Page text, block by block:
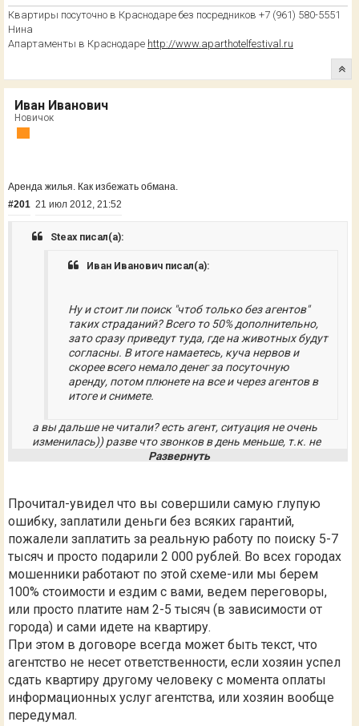
Квартиры посуточно в Краснодаре без посредников +7 (961) 580-5551
Нина
Апартаменты в Краснодаре http://www.aparthotelfestival.ru
Иван Иванович
Новичок
Аренда жилья. Как избежать обмана.
#201 21 июл 2012, 21:52
Steax писал(а):
Иван Иванович писал(а):
Ну и стоит ли поиск "чтоб только без агентов"
таких страданий? Всего то 50% дополнительно,
зато сразу приведут туда, где на животных будут
согласны. В итоге намаетесь, куча нервов и
скорее всего немало денег за посуточную
аренду, потом плюнете на все и через агентов в
итоге и снимете.
а вы дальше не читали? есть агент, ситуация не очень
изменилась)) разве что звонков в день меньше, т.к. не
натыкаешся на риэлторов.
Прочитал-увидел что вы совершили самую глупую
ошибку, заплатили деньги без всяких гарантий,
пожалели заплатить за реальную работу по поиску 5-7
тысяч и просто подарили 2 000 рублей. Во всех городах
мошенники работают по этой схеме-или мы берем
100% стоимости и ездим с вами, ведем переговоры,
или просто платите нам 2-5 тысяч (в зависимости от
города) и сами идете на квартиру.
При этом в договоре всегда может быть текст, что
агентство не несет ответственности, если хозяин успел
сдать квартиру другому человеку с момента оплаты
информационных услуг агентства, или хозяин вообще
передумал.